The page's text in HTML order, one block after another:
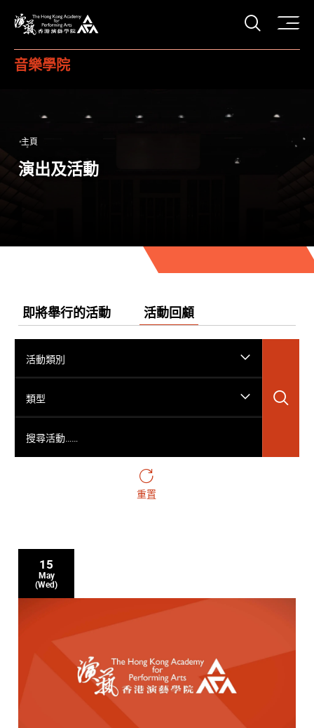
打開
音樂學院
主頁
演出及活動
即將舉行的活動 活動回顧
活動類別
類型
重置
15
May
(Wed)